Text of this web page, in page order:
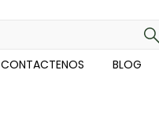
CONTACTENOS BLOG